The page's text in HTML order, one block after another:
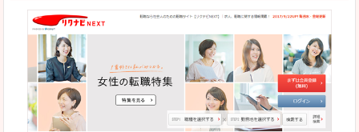
良いところ
正社員求人が約80％、正社員で長く働きたい方に
働く女のワーク＆ライフマガジン「woman type
悪いところ
求人の掲載数が少ないです。